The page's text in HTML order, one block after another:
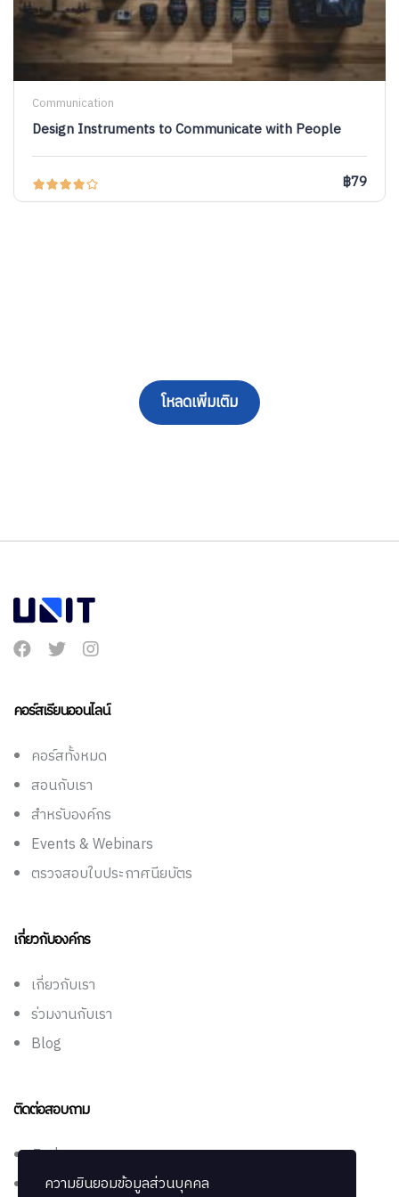
Communication
Design Instruments to Communicate with People
฿79
โหลดเพิ่มเติม
คอร์สเรียนออนไลน์
คอร์สทั้งหมด
สอนกับเรา
สำหรับองค์กร
Events & Webinars
ตรวจสอบใบประกาศนียบัตร
เกี่ยวกับองค์กร
เกี่ยวกับเรา
ร่วมงานกับเรา
Blog
ติดต่อสอบถาม
ติดต่อเรา
ช่วยเหลือ
ความยินยอมข้อมูลส่วนบุคคล